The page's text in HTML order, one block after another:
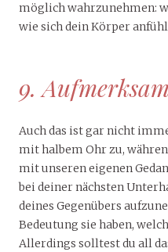
möglich wahrzunehmen:
wie sich dein Körper
9.
Auch das ist gar nicht
mit halbem Ohr zu,
mit unseren eigenen
bei deiner nächsten
deines Gegenübers
Bedeutung sie haben,
Allerdings solltest du all